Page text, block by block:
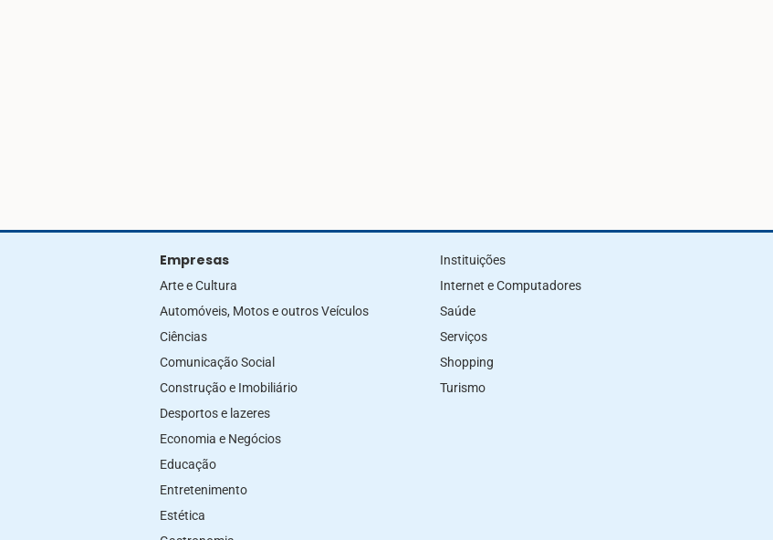
Empresas
Arte e Cultura
Automóveis, Motos e outros Veículos
Ciências
Comunicação Social
Construção e Imobiliário
Desportos e lazeres
Economia e Negócios
Educação
Entretenimento
Estética
Instituições
Internet e Computadores
Saúde
Serviços
Shopping
Turismo